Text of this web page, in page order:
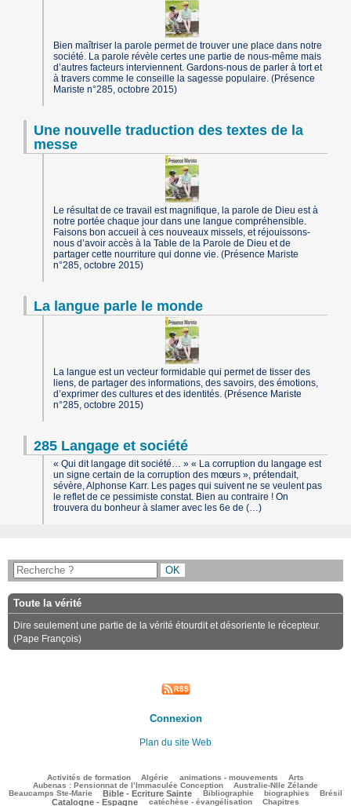
Bien maîtriser la parole permet de trouver une place dans notre
société. La parole révèle certes une partie de nous-même mais
d’autres facteurs interviennent. Gardons-nous de parler à tort et
à travers comme le conseille la sagesse populaire. (Présence
Mariste n°285, octobre 2015)
Une nouvelle traduction des textes de la
messe
Le résultat de ce travail est magnifique, la parole de Dieu est à
notre portée chaque jour dans une langue compréhensible.
Faisons bon accueil à ces nouveaux missels, et réjouissons-
nous d’avoir accès à la Table de la Parole de Dieu et de
partager cette nourriture qui donne vie. (Présence Mariste
n°285, octobre 2015)
La langue parle le monde
La langue est un vecteur formidable qui permet de tisser des
liens, de partager des informations, des savoirs, des émotions,
d’exprimer des cultures et des identités. (Présence Mariste
n°285, octobre 2015)
285 Langage et société
« Qui dit langage dit société… » « La corruption du langage est
un signe certain de la corruption des mœurs », prétendait,
sévère, Alphonse Karr. Les pages qui suivent ne se veulent pas
le reflet de ce pessimiste constat. Bien au contraire ! On
trouvera du bonheur à slamer avec les 6e de (…)
Toute la vérité
Dire seulement une partie de la vérité étourdit et désoriente le récepteur.
(Pape François)
Connexion
Plan du site Web
Activités de formation Algérie animations - mouvements Arts
Aubenas : Pensionnat de l’Immaculée Conception
109/2596 Australie-Nlle Zélande
71/2596
Beaucamps Ste-Marie
601/2596 Bible - Ecriture Sainte
40/2596 Bibliographie
326/2596 biographies
148/2596 Brésil
597/2596
Catalogne - Espagne catéchèse - évangélisation Chapitres